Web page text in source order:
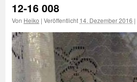
12-16 008
Von Heiko | Veröffentlicht 14. Dezember 2016 |